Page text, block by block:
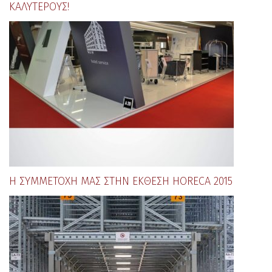
ΚΑΛΎΤΕΡΟΥΣ!
Η ΣΥΜΜΕΤΟΧΉ ΜΑΣ ΣΤΗΝ ΈΚΘΕΣΗ HORECA 2015